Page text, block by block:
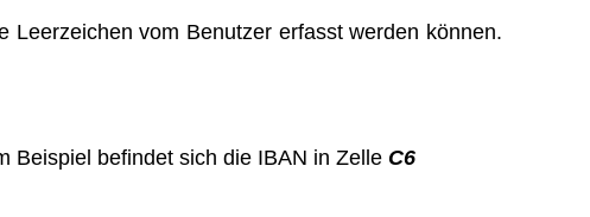
vom Benutzer erfasst werden können.
Beispiel befindet sich die IBAN in Zelle C6